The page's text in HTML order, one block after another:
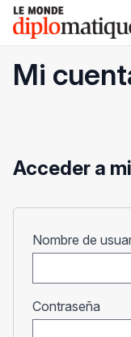
Skip
content
Le monde
Mi
Acceder a
Nombre de
Contraseña